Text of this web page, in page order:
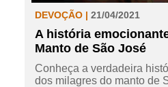
DEVOÇÃO | 21/04/2021
A história
Manto de São José
Conheça a verdadeira
dos milagres do manto de